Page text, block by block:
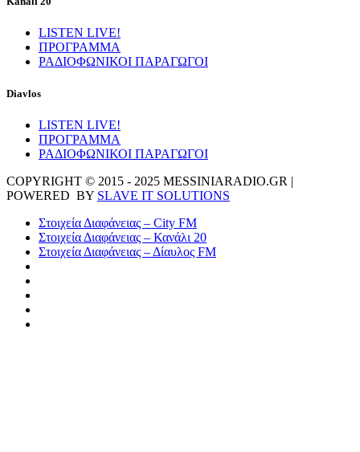
LISTEN LIVE!
ΠΡΟΓΡΑΜΜΑ
ΡΑΔΙΟΦΩΝΙΚΟΙ ΠΑΡΑΓΩΓΟΙ
Diavlos
LISTEN LIVE!
ΠΡΟΓΡΑΜΜΑ
ΡΑΔΙΟΦΩΝΙΚΟΙ ΠΑΡΑΓΩΓΟΙ
COPYRIGHT © 2015 - 2025 MESSINIARADIO.GR |
POWERED BY SLAVE IT SOLUTIONS
Στοιχεία Διαφάνειας – City FM
Στοιχεία Διαφάνειας – Κανάλι 20
Στοιχεία Διαφάνειας – Δίαυλος FM